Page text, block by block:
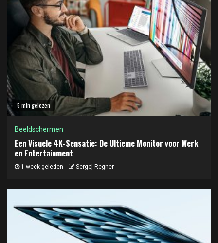
5 min gelezen
Beeldschermen
Een Visuele 4K-Sensatie: De Ultieme Monitor voor Werk
en Entertainment
1 week geleden Sergej Regner